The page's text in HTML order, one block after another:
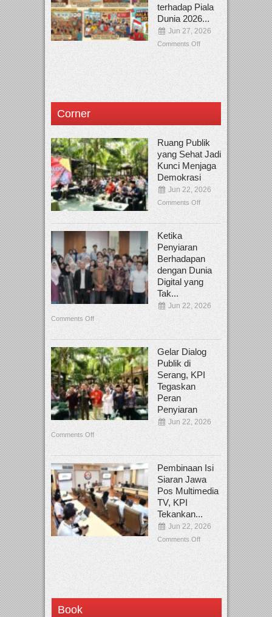
terhadap Piala
Dunia 2026...
Jun 27, 2026
Comments Off
Corner
Ruang Publik
yang Sehat Jadi
Kunci Menjaga
Demokrasi
Jun 22, 2026
Comments Off
Ketika
Penyiaran
Berhadapan
dengan Dunia
Digital yang
Tak...
Jun 22, 2026
Comments Off
Gelar Dialog
Publik di
Serang, KPI
Tegaskan
Peran
Penyiaran
Jun 22, 2026
Comments Off
Pembinaan Isi
Siaran Jawa
Pos Multimedia
TV, KPI
Tekankan...
Jun 22, 2026
Comments Off
Book